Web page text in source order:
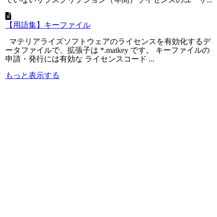
【用語集】キーファイル
マテリアライズソフトウェアのライセンスを有効化するデ
ータファイルで、拡張子は *.matkey です。 キーファイルの
申請・発行には有効な ライセンスコード ...
もっと表示する